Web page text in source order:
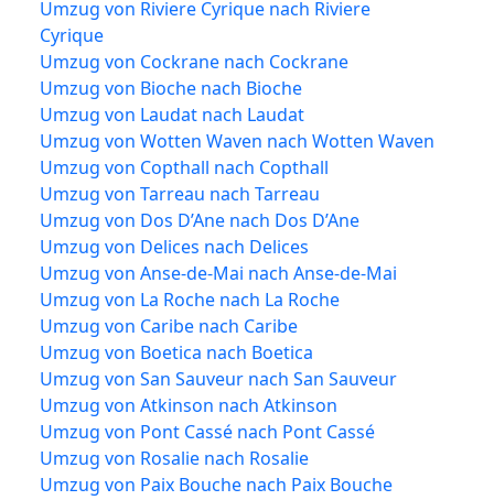
Umzug von Riviere Cyrique nach Riviere
Cyrique
Umzug von Cockrane nach Cockrane
Umzug von Bioche nach Bioche
Umzug von Laudat nach Laudat
Umzug von Wotten Waven nach Wotten Waven
Umzug von Copthall nach Copthall
Umzug von Tarreau nach Tarreau
Umzug von Dos D’Ane nach Dos D’Ane
Umzug von Delices nach Delices
Umzug von Anse-de-Mai nach Anse-de-Mai
Umzug von La Roche nach La Roche
Umzug von Caribe nach Caribe
Umzug von Boetica nach Boetica
Umzug von San Sauveur nach San Sauveur
Umzug von Atkinson nach Atkinson
Umzug von Pont Cassé nach Pont Cassé
Umzug von Rosalie nach Rosalie
Umzug von Paix Bouche nach Paix Bouche